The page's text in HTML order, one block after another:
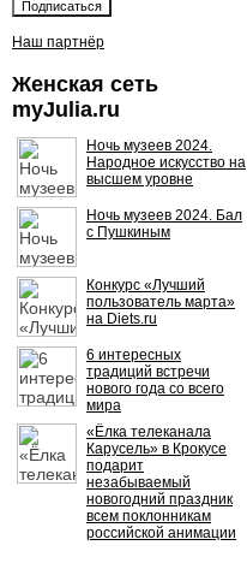
Наш партнёр
Женская сеть
myJulia.ru
Ночь музеев 2024.
Народное искусство на
высшем уровне
Ночь музеев 2024. Бал
с Пушкиным
Конкурс «Лучший
пользователь марта»
на Diets.ru
6 интересных
традиций встречи
нового года со всего
мира
«Ёлка телеканала
Карусель» в Крокусе
подарит
незабываемый
новогодний праздник
всем поклонникам
российской анимации